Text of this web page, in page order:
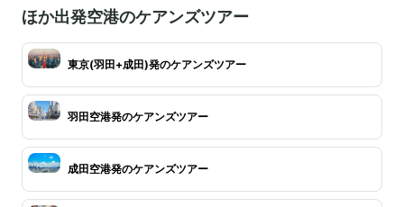
ほか出発空港のケアンズツアー
東京(羽田+成田)発のケアンズツアー
羽田空港発のケアンズツアー
成田空港発のケアンズツアー